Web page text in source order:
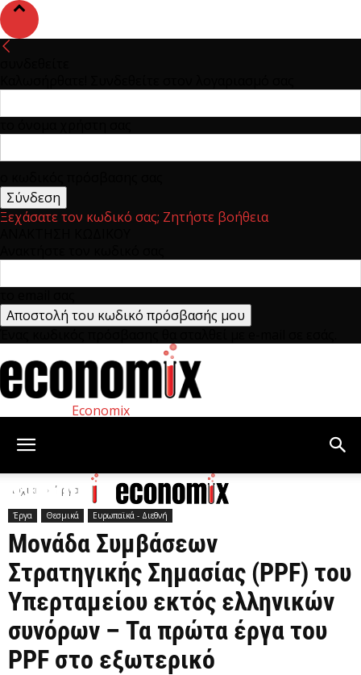
Ξεχάσατε τον κωδικό σας; Ζητήστε βοήθεια
Economix
Αρχική Έργα
Έργα Θεσμικά Ευρωπαϊκά - Διεθνή
Μονάδα Συμβάσεων
Στρατηγικής Σημασίας (PPF) του
Υπερταμείου εκτός ελληνικών
συνόρων – Τα πρώτα έργα του
PPF στο εξωτερικό